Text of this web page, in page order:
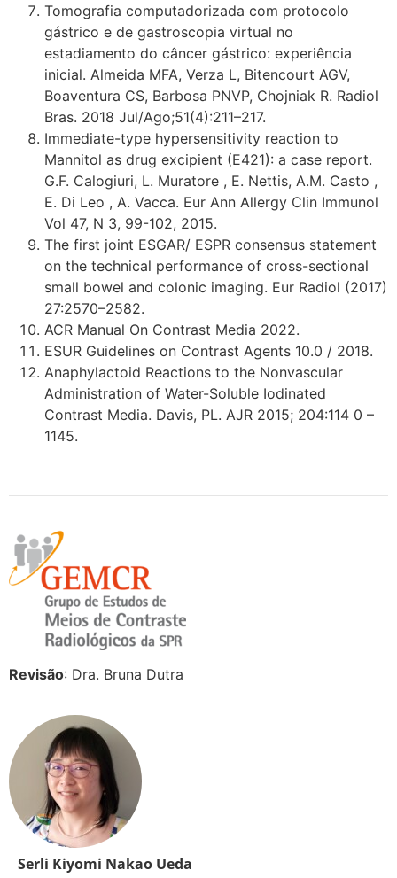
Tomografia computadorizada com protocolo
gástrico e de gastroscopia virtual no
estadiamento do câncer gástrico: experiência
inicial. Almeida MFA, Verza L, Bitencourt AGV,
Boaventura CS, Barbosa PNVP, Chojniak R. Radiol
Bras. 2018 Jul/Ago;51(4):211–217.
Immediate-type hypersensitivity reaction to
Mannitol as drug excipient (E421): a case report.
G.F. Calogiuri, L. Muratore , E. Nettis, A.M. Casto ,
E. Di Leo , A. Vacca. Eur Ann Allergy Clin Immunol
Vol 47, N 3, 99-102, 2015.
The first joint ESGAR/ ESPR consensus statement
on the technical performance of cross-sectional
small bowel and colonic imaging. Eur Radiol (2017)
27:2570–2582.
ACR Manual On Contrast Media 2022.
ESUR Guidelines on Contrast Agents 10.0 / 2018.
Anaphylactoid Reactions to the Nonvascular
Administration of Water-Soluble Iodinated
Contrast Media. Davis, PL. AJR 2015; 204:114 0 –
1145.
Revisão: Dra. Bruna Dutra
Serli Kiyomi Nakao Ueda